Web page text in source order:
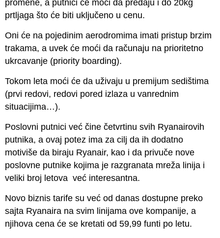
promene, a putnici će moći da predaju i do 20kg
prtljaga što će biti uključeno u cenu.
Oni će na pojedinim aerodromima imati pristup brzim
trakama, a uvek će moći da računaju na prioritetno
ukrcavanje (priority boarding).
Tokom leta moći će da uživaju u premijum sedištima
(prvi redovi, redovi pored izlaza u vanrednim
situacijima…).
Poslovni putnici već čine četvrtinu svih Ryanairovih
putnika, a ovaj potez ima za cilj da ih dodatno
motiviše da biraju Ryanair, kao i da privuče nove
poslovne putnike kojima je razgranata mreža linija i
veliki broj letova već interesantna.
Novo biznis tarife su već od danas dostupne preko
sajta Ryanaira na svim linijama ove kompanije, a
njihova cena će se kretati od 59,99 funti po letu.